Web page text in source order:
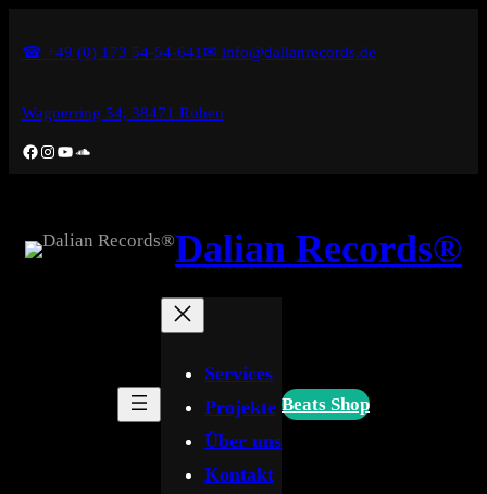
Inhalt
☎ +49 (0) 173 54-54-641 ✉ info@dalianrecords.de
Wagnerring 54, 38471 Rühen
Facebook
Instagram
YouTube
SoundCloud
Dalian Records®
Services
Projekte
Über uns
Kontakt
Beats Shop